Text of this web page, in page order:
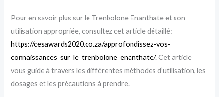
Pour en savoir plus sur le Trenbolone Enanthate et son
utilisation appropriée, consultez cet article détaillé:
https://cesawards2020.co.za/approfondissez-vos-
connaissances-sur-le-trenbolone-enanthate/. Cet article
vous guide à travers les différentes méthodes d’utilisation, les
dosages et les précautions à prendre.